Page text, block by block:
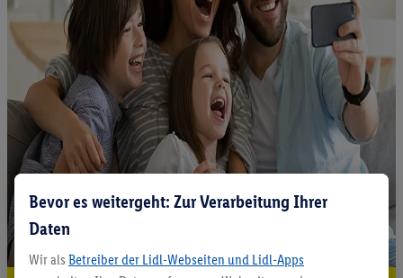
Bevor es weitergeht: Zur Verarbeitung Ihrer
Daten
Wir als Betreiber der Lidl-Webseiten und Lidl-Apps